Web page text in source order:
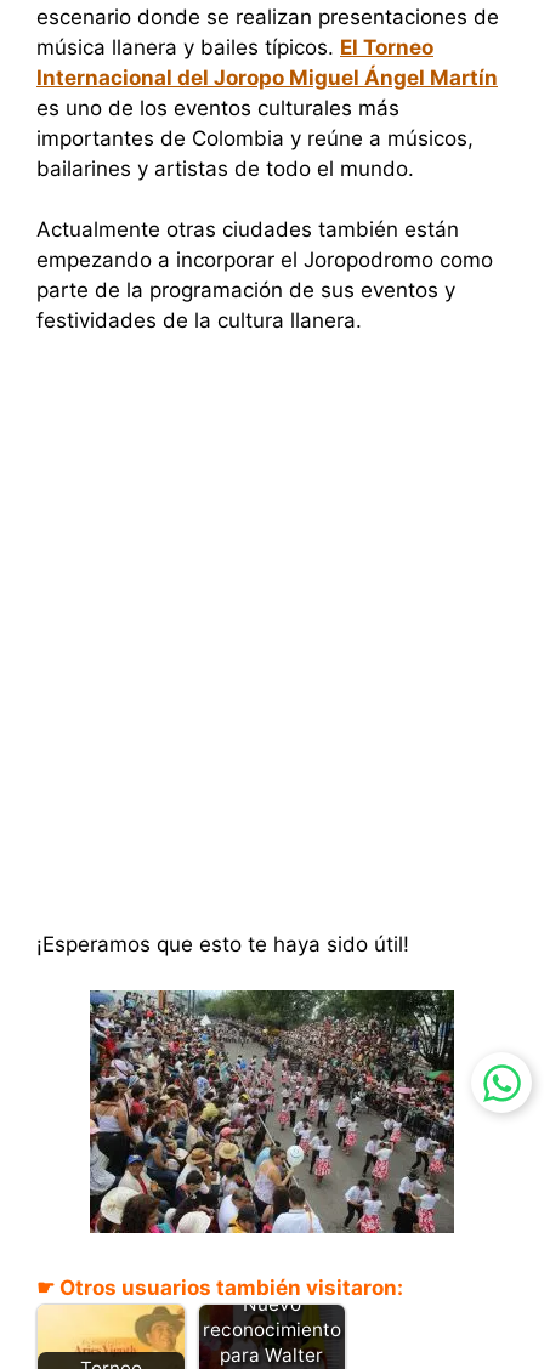
escenario donde se realizan presentaciones de
música llanera y bailes típicos. El Torneo
Internacional del Joropo Miguel Ángel Martín
es uno de los eventos culturales más
importantes de Colombia y reúne a músicos,
bailarines y artistas de todo el mundo.
Actualmente otras ciudades también están
empezando a incorporar el Joropodromo como
parte de la programación de sus eventos y
festividades de la cultura llanera.
¡Esperamos que esto te haya sido útil!
☛ Otros usuarios también visitaron:
Nuevo
reconocimiento
para Walter